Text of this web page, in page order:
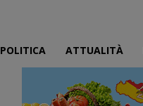
POLITICA ATTUALITÀ